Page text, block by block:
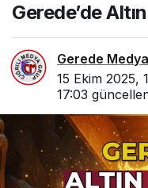
Gerede’de
Gerede
15 Ekim 2025,
17:03